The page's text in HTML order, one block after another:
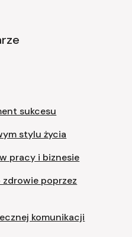
sukcesu
stylu życia
pracy i biznesie
poprzez
komunikacji